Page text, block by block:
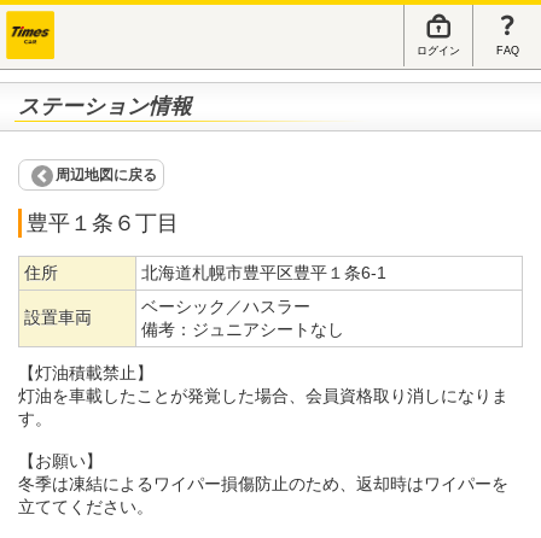
ログイン FAQ
ステーション情報
周辺地図に戻る
豊平１条６丁目
住所 北海道札幌市豊平区豊平１条6-1
設置車両
ベーシック／ハスラー
備考： ジュニアシートなし
【灯油積載禁止】
灯油を車載したことが発覚した場合、会員資格取り消しになりま
す。
【お願い】
冬季は凍結によるワイパー損傷防止のため、返却時はワイパーを
立ててください。